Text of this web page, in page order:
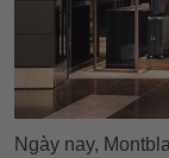
Ngày nay,